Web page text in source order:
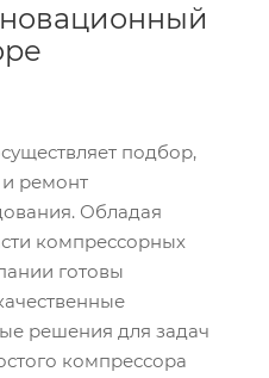
подбор,
и ремонт
Обладая
компрессорных
готовы
решения для задач
компрессора